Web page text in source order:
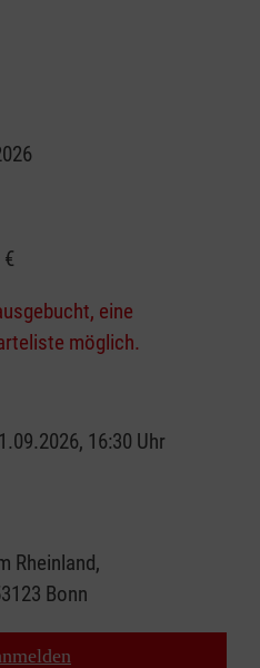
eine
möglich.
16:30 Uhr
Rheinland,
Bonn